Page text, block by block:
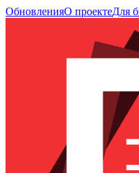
ОбновленияО проектеДля